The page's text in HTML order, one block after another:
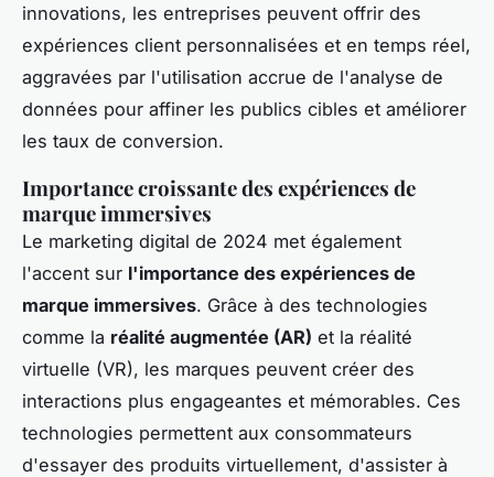
innovations, les entreprises peuvent offrir des
expériences client personnalisées et en temps réel,
aggravées par l'utilisation accrue de l'analyse de
données pour affiner les publics cibles et améliorer
les taux de conversion.
Importance croissante des expériences de
marque immersives
Le marketing digital de 2024 met également
l'accent sur l'importance des expériences de
marque immersives. Grâce à des technologies
comme la réalité augmentée (AR) et la réalité
virtuelle (VR), les marques peuvent créer des
interactions plus engageantes et mémorables. Ces
technologies permettent aux consommateurs
d'essayer des produits virtuellement, d'assister à